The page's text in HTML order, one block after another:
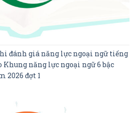
đánh giá năng lực ngoại ngữ tiếng
năng lực ngoại ngữ 6 bậc
2026 đợt 1